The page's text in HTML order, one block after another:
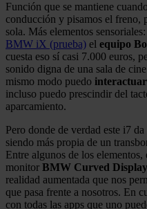
Función que se mantiene
conducción y pisamos el freno,
sola. Más elementos
BMW iX (prueba) el equipo
cuesta eso sí casi 7.000 euros,
sonido digna de una sala de
mismo modo puedo
incluso puedo prescindir del
aparcamiento.
Pero donde de verdad este i7 da
siendo más propia de un
Entre algunos de los
monitor BMW Curved Display
realidad aumentada que nos
que pasa frente a nosotros. En
con todas las apps que uno